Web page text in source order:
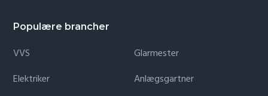
Populære brancher
VVS
Glarmester
Elektriker
Anlægsgartner